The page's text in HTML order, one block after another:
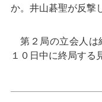
か。井山碁聖が反撃
第２局の立会人は
１０日中に終局する